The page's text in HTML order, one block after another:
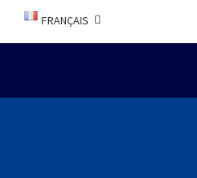
FRANÇAIS